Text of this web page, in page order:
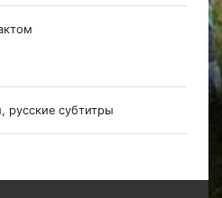
русские субтитры